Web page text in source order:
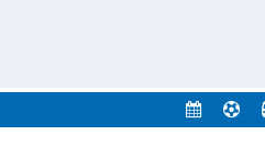
novadu un apkārtējos novadus un pilsētas.